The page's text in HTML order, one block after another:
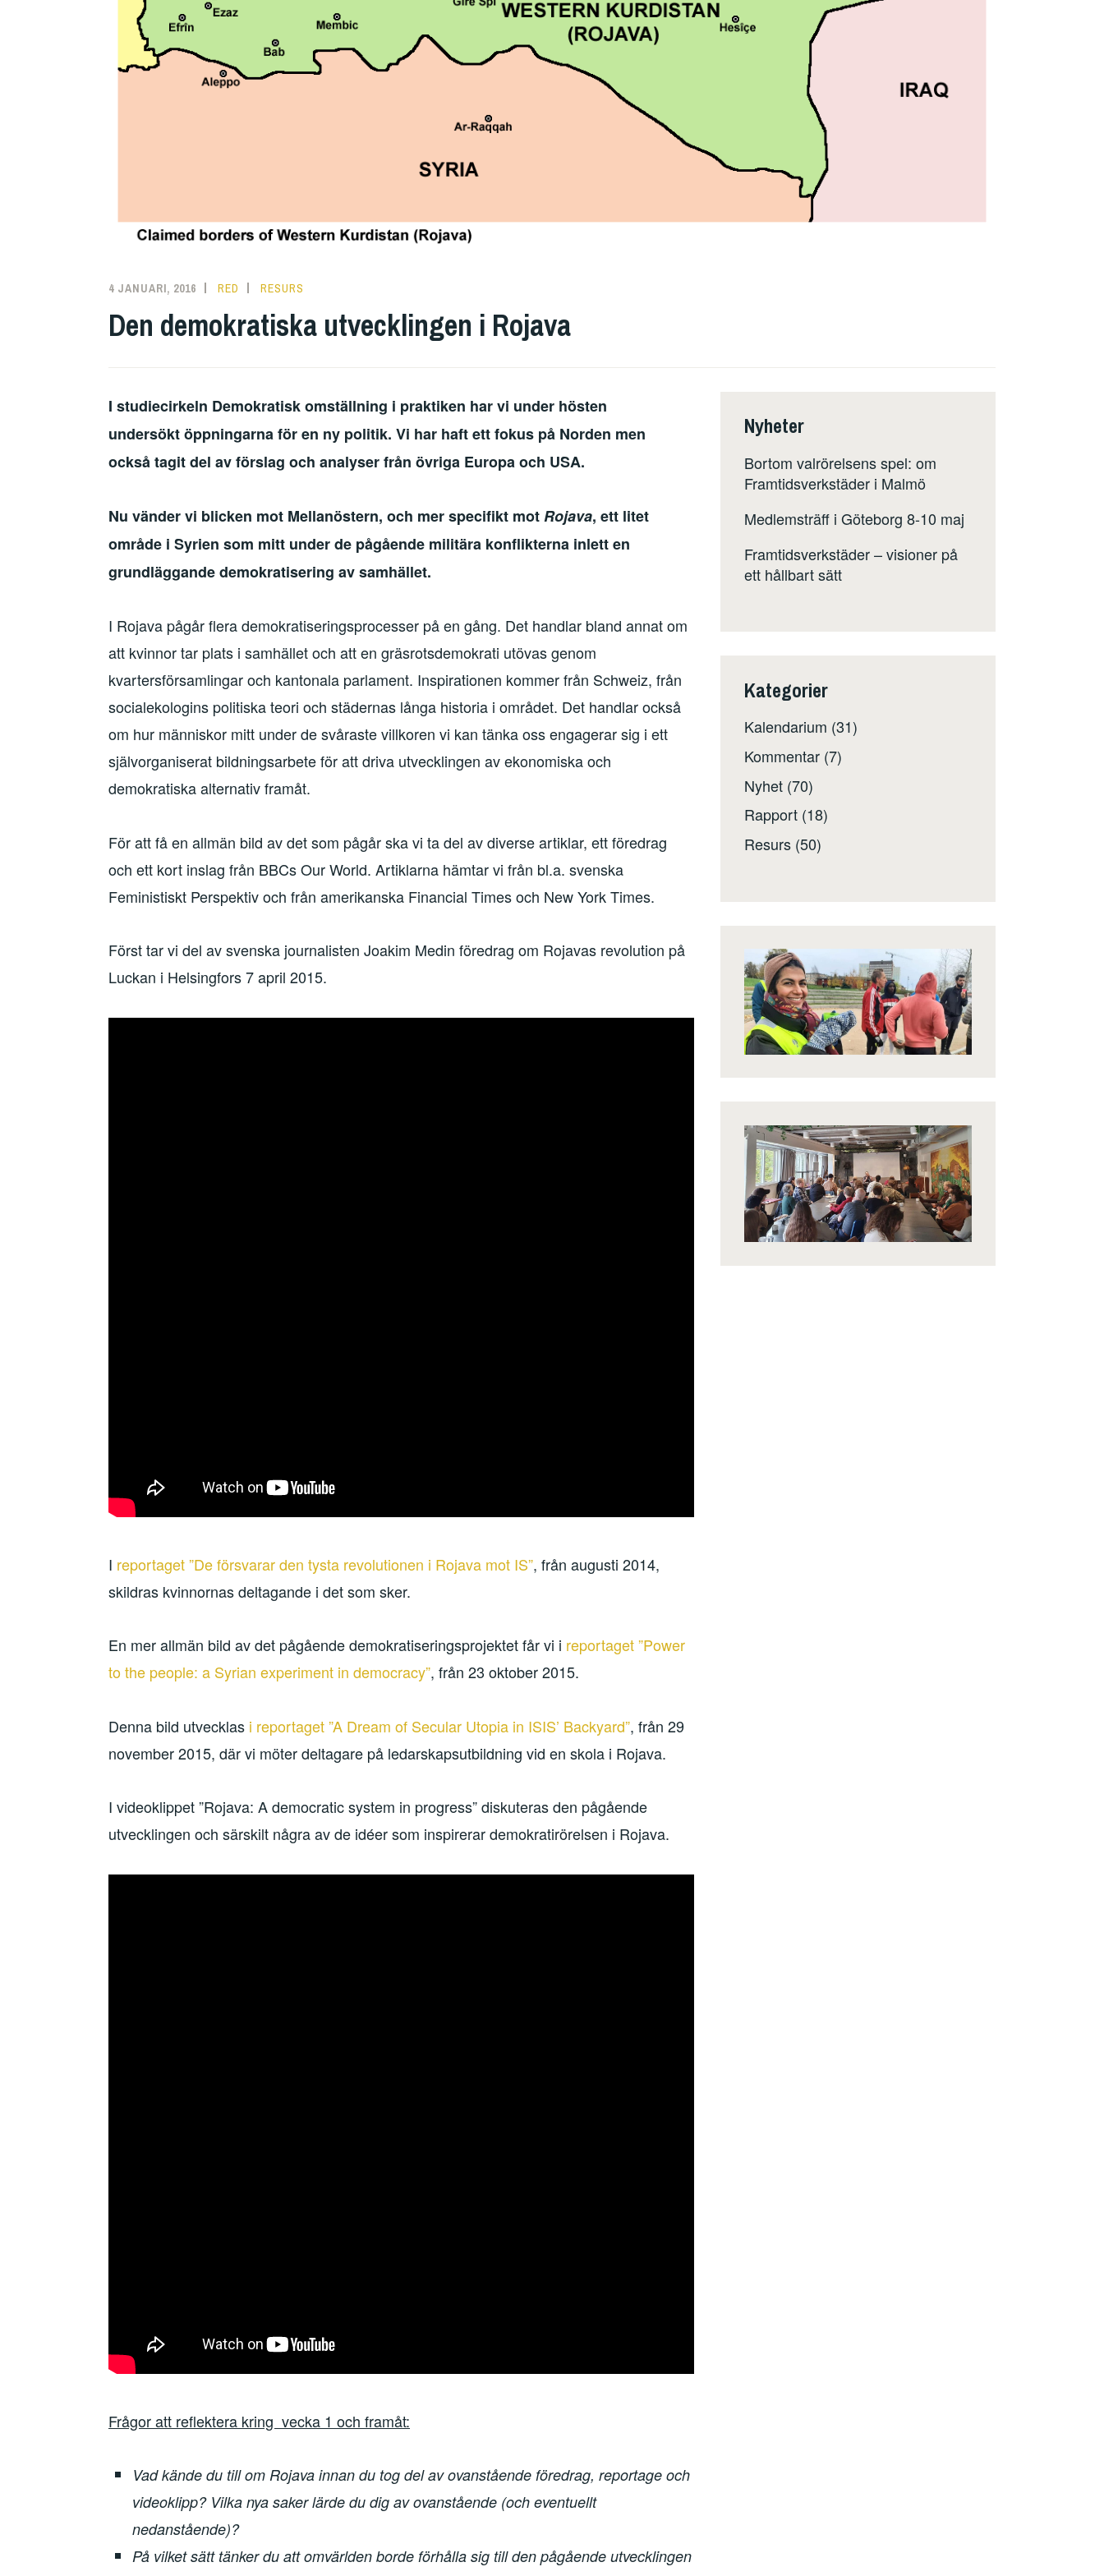
4 JANUARI, 2016 RED RESURS
Den demokratiska utvecklingen i Rojava
I studiecirkeln Demokratisk omställning i praktiken har vi under hösten
undersökt öppningarna för en ny politik. Vi har haft ett fokus på Norden men
också tagit del av förslag och analyser från övriga Europa och USA.
Nu vänder vi blicken mot Mellanöstern, och mer specifikt motRojava, ett litet
område i Syrien som mitt under de pågående militära konflikterna inlett en
grundläggande demokratisering av samhället.
I Rojava pågår flera demokratiseringsprocesser på en gång. Det handlar bland annat om
att kvinnor tar plats i samhället och att en gräsrotsdemokrati utövas genom
kvartersförsamlingar och kantonala parlament. Inspirationen kommer från Schweiz, från
socialekologins politiska teori och städernas långa historia i området. Det handlar också
om hur människor mitt under de svåraste villkoren vi kan tänka oss engagerar sig i ett
självorganiserat bildningsarbete för att driva utvecklingen av ekonomiska och
demokratiska alternativ framåt.
För att få en allmän bild av det som pågår ska vi ta del av diverse artiklar, ett föredrag
och ett kort inslag från BBCs Our World. Artiklarna hämtar vi från bl.a. svenska
Feministiskt Perspektiv och från amerikanska Financial Times och New York Times.
Först tar vi del av svenska journalisten Joakim Medin föredrag om Rojavas revolution på
Luckan i Helsingfors 7 april 2015.
I reportaget ”De försvarar den tysta revolutionen i Rojava mot IS”, från augusti 2014,
skildras kvinnornas deltagande i det som sker.
En mer allmän bild av det pågående demokratiseringsprojektet får vi i reportaget ”Power
to the people: a Syrian experiment in democracy”, från 23 oktober 2015.
Denna bild utvecklas i reportaget ”A Dream of Secular Utopia in ISIS’ Backyard”, från 29
november 2015, där vi möter deltagare på ledarskapsutbildning vid en skola i Rojava.
I videoklippet ”Rojava: A democratic system in progress” diskuteras den pågående
utvecklingen och särskilt några av de idéer som inspirerar demokratirörelsen i Rojava.
Frågor att reflektera kring vecka 1 och framåt:
Vad kände du till om Rojava innan du tog del av ovanstående föredrag, reportage och
videoklipp? Vilka nya saker lärde du dig av ovanstående (och eventuellt
nedanstående)?
På vilket sätt tänker du att omvärlden borde förhålla sig till den pågående utvecklingen
Nyheter
Bortom valrörelsens spel: om
Framtidsverkstäder i Malmö
Medlemsträff i Göteborg 8-10 maj
Framtidsverkstäder – visioner på
ett hållbart sätt
Kategorier
Kalendarium (31)
Kommentar (7)
Nyhet (70)
Rapport (18)
Resurs (50)